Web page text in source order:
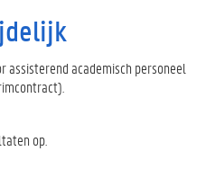
assisterend academisch personeel
op.